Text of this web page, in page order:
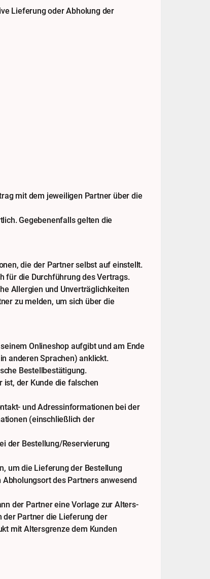
Lieferung oder Abholung der
mit dem jeweiligen Partner über die
Gegebenenfalls gelten die
die der Partner selbst auf einstellt.
für die Durchführung des Vertrags.
Allergien und Unverträglichkeiten
zu melden, um sich über die
Onlineshop aufgibt und am Ende
anderen Sprachen) anklickt.
Bestellbestätigung.
ist, der Kunde die falschen
und Adressinformationen bei der
(einschließlich der
der Bestellung/Reservierung
um die Lieferung der Bestellung
des Partners anwesend
der Partner eine Vorlage zur Alters-
der Partner die Lieferung der
mit Altersgrenze dem Kunden